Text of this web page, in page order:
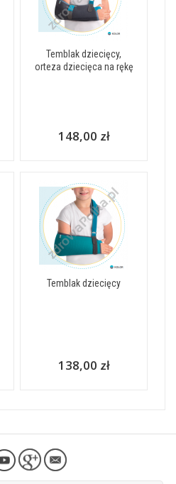
Temblak dziecięcy,
orteza dziecięca na rękę
148,00 zł
Temblak dziecięcy
138,00 zł